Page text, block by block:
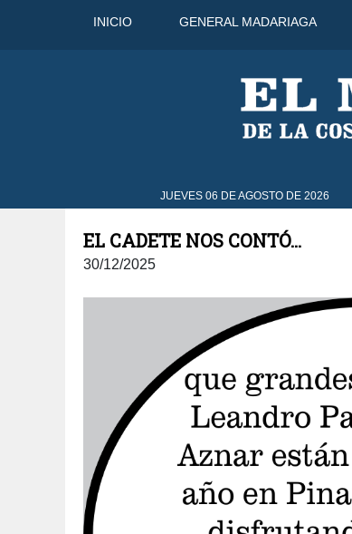
INICIO GENERAL MADARIAGA
JUEVES 06 DE AGOSTO DE 2026
9 Ago 41°C
EL CADETE NOS CONTÓ...
30/12/2025